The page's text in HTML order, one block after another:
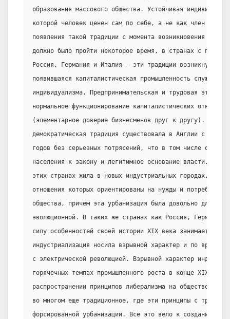
образования массового общества. Устойчивая
которой человек ценен сам по себе, а не как член
появления такой традиции с момента возникновения
должно было пройти некоторое время, в странах с
Россия, Германия и Италия - эти традиции возникнуть
появившаяся капиталистическая промышленность служила
индивидуализма. Предпринимательская и трудовая этика
нормальное функционирование капиталистических
(элементарное доверие бизнесменов друг к другу).
демократическая традиция существовала в Англии с
годов без серьезных потрясений, что в том числе
населения к закону и легитимное основание власти.
этих странах жила в новых индустриальных городах, весь
отношения которых ориентированы на нужды и потребности
общества, причем эта урбанизация была довольно
эволюционной. В таких же странах как Россия, Германия,
силу особенностей своей истории XIX века занимает
индустриализация носила взрывной характер и по времени
с электрической революцией. Взрывной характер
горячечных темпах промышленного роста в конце XIX -
распространении принципов либерализма на общество по
во многом еще традиционное, где эти принципы с трудом
форсированной урбанизации. Все это вело к созданию